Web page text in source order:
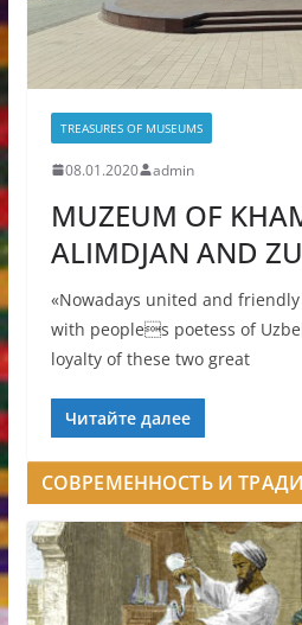
TREASURES OF MUSEUMS
08.01.2020 admin
MUZEUM OF
ALIMDJAN AND
«Nowadays united and
with peoples poetess of
loyalty of these two great
Читайте далее
СОВРЕМЕННОСТЬ И